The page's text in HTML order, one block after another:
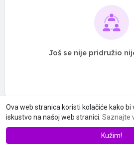
Ova web stranica koristi kolačiće kako bi
iskustvo na našoj web stranici. Saznajte
Kužim!
Još se nije pridružio